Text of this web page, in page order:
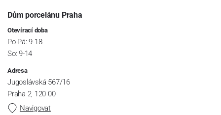
Dům porcelánu Praha
Otevírací doba
Po-Pá: 9-18
So: 9-14
Adresa
Jugoslávská 567/16
Praha 2, 120 00
Navigovat